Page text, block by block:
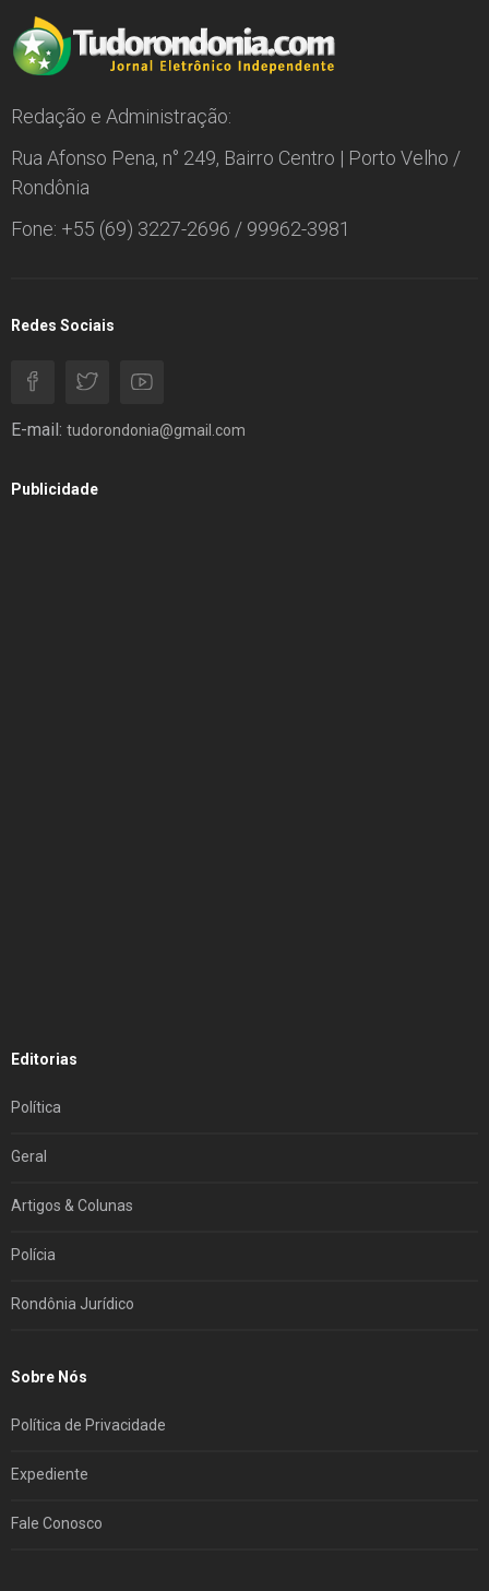
Redação e Administração:
Rua Afonso Pena, n° 249, Bairro Centro | Porto Velho /
Rondônia
Fone: +55 (69) 3227-2696 / 99962-3981
Redes Sociais
E-mail: tudorondonia@gmail.com
Publicidade
Editorias
Política
Geral
Artigos & Colunas
Polícia
Rondônia Jurídico
Sobre Nós
Política de Privacidade
Expediente
Fale Conosco